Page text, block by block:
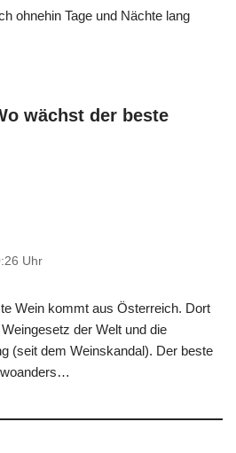
ohnehin Tage und Nächte lang
wächst der beste
Uhr
Wein kommt aus Österreich. Dort
der Welt und die
(seit dem Weinskandal). Der beste